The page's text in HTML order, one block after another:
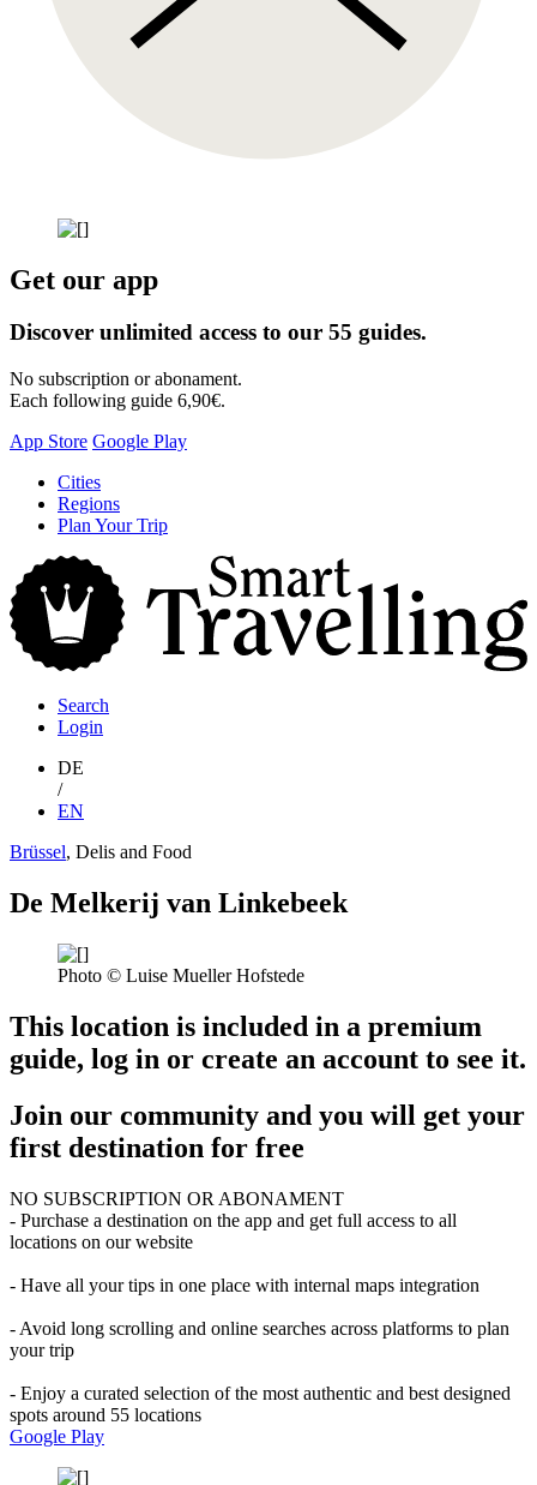
Get our app
Discover unlimited access to our 55 guides.
No subscription or abonament.
Each following guide 6,90€.
App Store Google Play
Skip
content
Cities
Regions
Plan Your Trip
Search
Login
DE
/
EN
Brüssel, Delis and Food
De Melkerij van Linkebeek
Photo © Luise Mueller Hofstede
This location is included in a premium
guide, log in or create an account to see it.
Join our community and you will get your
first destination for free
NO SUBSCRIPTION OR ABONAMENT
- Purchase a destination on the app and get full access to all
locations on our website
- Have all your tips in one place with internal maps integration
- Avoid long scrolling and online searches across platforms to plan
your trip
- Enjoy a curated selection of the most authentic and best designed
spots around 55 locations
Google Play